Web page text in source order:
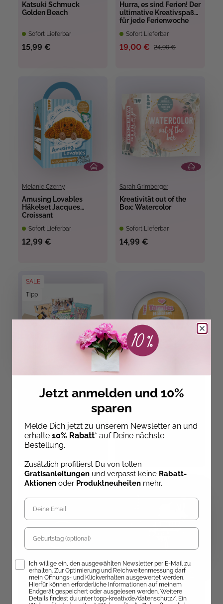
Katsuki Schmuck
Golden Beach
Sofort Lieferbar
15,99 €
Hurra, es sind Ferien! Der
ultimative Kreativspaß
für jede Ferienwoche
Sofort Lieferbar
24,99 €
19,00 €
Melanie Czerny
Amusing Lovables
Häkelset Jacques
Croissant
Sofort Lieferbar
12,99 €
Sarah Grimberger
Kreativität out of the
Box: Watercolor
Sofort Lieferbar
14,99 €
SALE
Tipp
Sofort Lieferbar
100,00 €
35,00 €
Yarnies - Collect. Create.
Pinguin
Ab dem 27.08.26
versandbereit
Jennifer Stiller
Yarnies - Collect. Create.
Elke Eder
Jetzt anmelden und 10%
sparen
Melde Dich jetzt zu unserem Newsletter an und
erhalte 10% Rabatt* auf Deine nächste
Bestellung.
Zusätzlich profitierst Du von tollen
Gratisanleitungen und verpasst keine Rabatt-
Aktionen oder Produktneuheiten mehr.
Geburtstag
Opt-InIch willige ein, den ausgewählten Newsletter per E-Mail zu
erhalten. Zur Optimierung und Reichweitenmessung darf
mein Öffnungs- und Klickverhalten ausgewertet werden.
Hierfür können erforderliche Informationen auf meinem
Endgerät gespeichert oder ausgelesen werden. Weitere
Details findest du unter topp-kreativ.de/datenschutz/. Ein